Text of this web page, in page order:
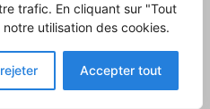
trafic. En cliquant sur "Tout
utilisation des cookies.
Accepter tout